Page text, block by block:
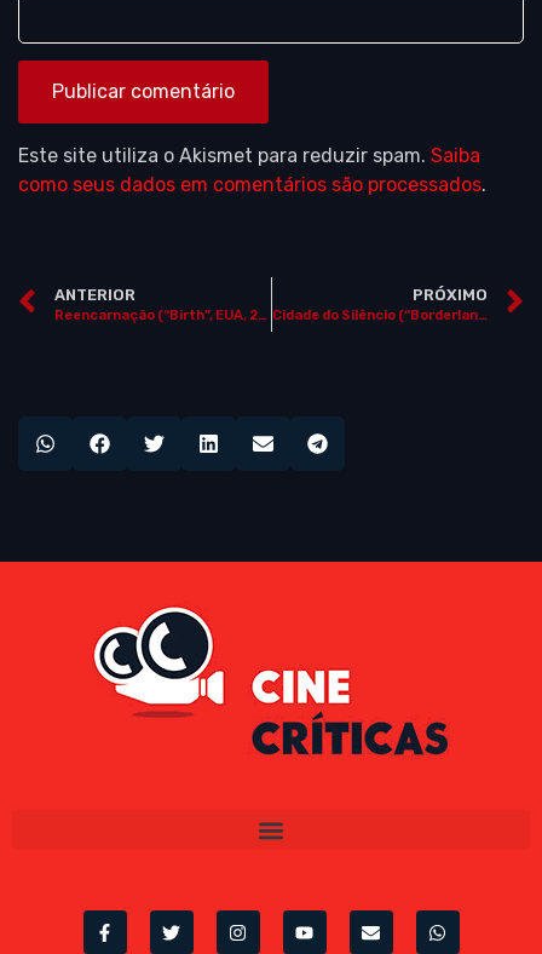
Este site utiliza o Akismet para reduzir spam. Saiba
como seus dados em comentários são processados.
ANTERIOR
Reencarnação (“Birth”, EUA, 2004)
PRÓXIMO
Cidade do Silêncio (“Borderland”, EUA, 2007)